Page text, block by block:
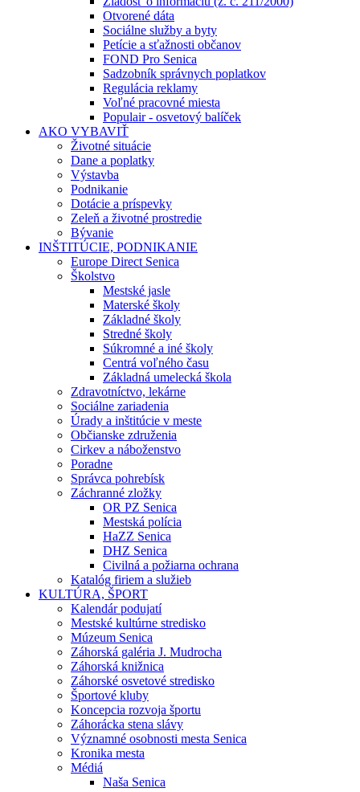
Otvorené dáta
Sociálne služby a byty
Petície a sťažnosti občanov
FOND Pro Senica
Sadzobník správnych poplatkov
Regulácia reklamy
Voľné pracovné miesta
Populair - osvetový balíček
AKO VYBAVIŤ
Životné situácie
Dane a poplatky
Výstavba
Podnikanie
Dotácie a príspevky
Zeleň a životné prostredie
Bývanie
INŠTITÚCIE, PODNIKANIE
Europe Direct Senica
Školstvo
Mestské jasle
Materské školy
Základné školy
Stredné školy
Súkromné a iné školy
Centrá voľného času
Základná umelecká škola
Zdravotníctvo, lekárne
Sociálne zariadenia
Úrady a inštitúcie v meste
Občianske združenia
Cirkev a náboženstvo
Poradne
Správca pohrebísk
Záchranné zložky
OR PZ Senica
Mestská polícia
HaZZ Senica
DHZ Senica
Civilná a požiarna ochrana
Katalóg firiem a služieb
KULTÚRA, ŠPORT
Kalendár podujatí
Mestské kultúrne stredisko
Múzeum Senica
Záhorská galéria J. Mudrocha
Záhorská knižnica
Záhorské osvetové stredisko
Športové kluby
Koncepcia rozvoja športu
Záhorácka stena slávy
Významné osobnosti mesta Senica
Kronika mesta
Médiá
Naša Senica